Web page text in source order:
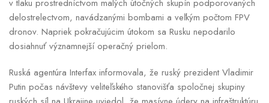
v tlaku prostredníctvom malých útočných skupín podporovaných
delostrelectvom, navádzanými bombami a veľkým počtom FPV
dronov. Napriek pokračujúcim útokom sa Rusku nepodarilo
dosiahnuť významnejší operačný prielom.
Ruská agentúra Interfax informovala, že ruský prezident Vladimir
Putin počas návštevy veliteľského stanovišťa spoločnej skupiny